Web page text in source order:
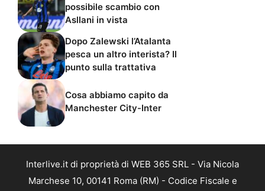
possibile scambio con
Asllani in vista
Dopo Zalewski l’Atalanta
pesca un altro interista? Il
punto sulla trattativa
Cosa abbiamo capito da
Manchester City-Inter
Interlive.it di proprietà di WEB 365 SRL - Via Nicola
Marchese 10, 00141 Roma (RM) - Codice Fiscale e